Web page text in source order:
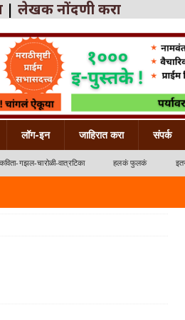
| लेखक नोंदणी करा
लॉग-इन जाहिरात करा संपर्क
कविता-गझल-चारोळी-वात्रटिका हलकं फुलकं